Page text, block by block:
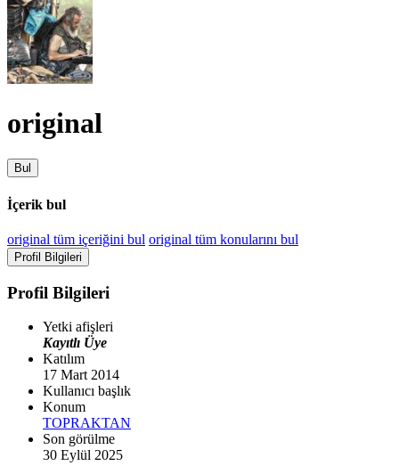
original
Bul
İçerik bul
original tüm içeriğini bul original tüm konularını bul
Profil Bilgileri
Profil Bilgileri
Yetki afişleri
Kayıtlı Üye
Katılım
17 Mart 2014
Kullanıcı başlık
Konum
TOPRAKTAN
Son görülme
30 Eylül 2025